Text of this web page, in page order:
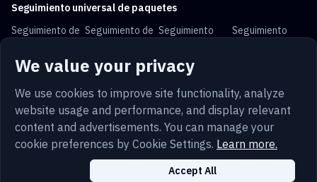
We value your privacy
We use cookies to improve site functionality, analyze
website usage and performance, and display relevant
content and advertisements. You can manage your
cookie preferences by Cookie Settings. Learn more.
Accept All
Seguimiento universal de paquetes
Seguimiento de Seguimiento de Seguimiento
Seguimiento
Seguimiento de Seguimiento de Seguimiento de
Letra chica Privacidad
Mapa del sitio
Seguridad
Cookies